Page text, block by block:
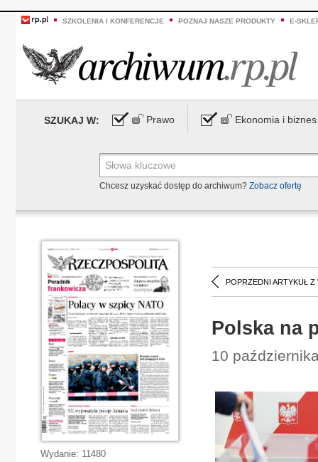
SZKOLENIA I KONFERENCJE POZNAJ NASZE PRODUKTY E-
SZUKAJ W: Prawo Ekonomia i biznes
Chcesz uzyskać dostęp do archiwum? Zobacz ofertę
POPRZEDNI ARTYKUŁ Z
Polska na
10
Wydanie: 11480